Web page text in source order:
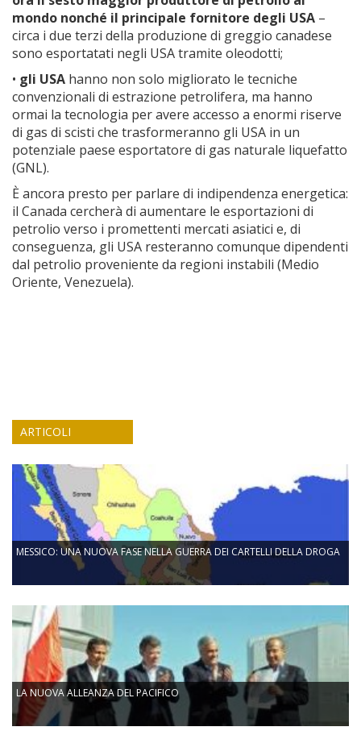
mondo nonché il principale fornitore degli USA –
circa i due terzi della produzione di greggio canadese
sono esportatati negli USA tramite oleodotti;
• gli USA hanno non solo migliorato le tecniche
convenzionali di estrazione petrolifera, ma hanno
ormai la tecnologia per avere accesso a enormi riserve
di gas di scisti che trasformeranno gli USA in un
potenziale paese esportatore di gas naturale liquefatto
(GNL).
È ancora presto per parlare di indipendenza energetica:
il Canada cercherà di aumentare le esportazioni di
petrolio verso i promettenti mercati asiatici e, di
conseguenza, gli USA resteranno comunque dipendenti
dal petrolio proveniente da regioni instabili (Medio
Oriente, Venezuela).
ARTICOLI
MESSICO: UNA NUOVA FASE NELLA GUERRA DEI CARTELLI DELLA DROGA
LA NUOVA ALLEANZA DEL PACIFICO